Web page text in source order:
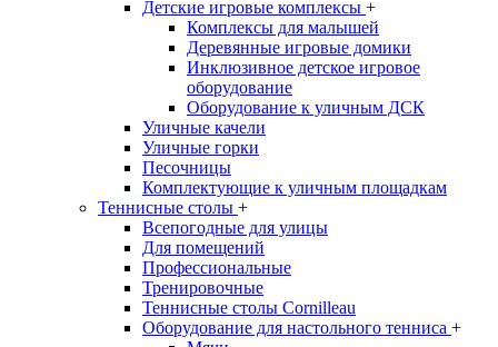
Детские игровые комплексы +
Комплексы для малышей
Деревянные игровые домики
Инклюзивное детское игровое
оборудование
Оборудование к уличным ДСК
Уличные качели
Уличные горки
Песочницы
Комплектующие к уличным площадкам
Теннисные столы +
Всепогодные для улицы
Для помещений
Профессиональные
Тренировочные
Теннисные столы Cornilleau
Оборудование для настольного тенниса +